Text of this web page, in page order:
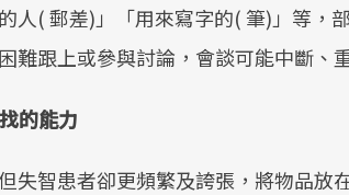
人( 郵差)」「用來寫字的( 筆)」等，
難跟上或參與討論，會談可能中斷、
的能力
失智患者卻更頻繁及誇張，將物品放